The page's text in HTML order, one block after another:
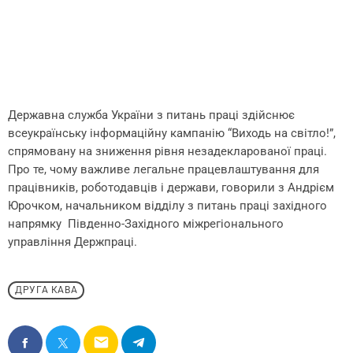
Державна служба України з питань праці здійснює
всеукраїнську інформаційну кампанію “Виходь на світло!”,
спрямовану на зниження рівня незадекларованої праці.
Про те, чому важливе легальне працевлаштування для
працівників, роботодавців і держави, говорили з Андрієм
Юрочком, начальником відділу з питань праці західного
напрямку Південно-Західного міжрегіонального
управління Держпраці.
ДРУГА КАВА
email